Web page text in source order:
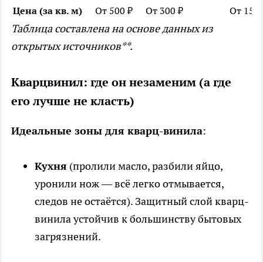
Цена (за кв. м)
От 500 ₽ От 300 ₽ От
Таблица составлена на основе данных из
открытых источников**.
Кварцвинил: где он незаменим (а где
его лучше не класть)
Идеальные зоны для кварц-винила:
Кухня (пролили масло, разбили яйцо,
уронили нож — всё легко отмывается,
следов не остаётся). Защитный слой кварц-
винила устойчив к большинству бытовых
загрязнений.